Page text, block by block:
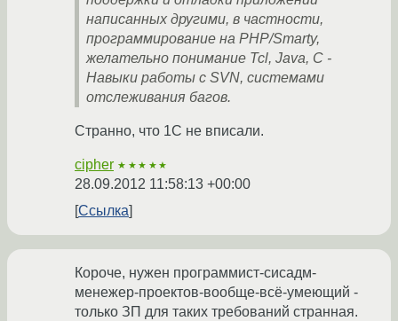
написанных другими, в частности,
программирование на PHP/Smarty,
желательно понимание Tcl, Java, С -
Навыки работы с SVN, системами
отслеживания багов.
Странно, что 1С не вписали.
cipher ★★★★★
28.09.2012 11:58:13 +00:00
Ссылка
Короче, нужен программист-сисадм-
менежер-проектов-вообще-всё-умеющий -
только ЗП для таких требований странная.